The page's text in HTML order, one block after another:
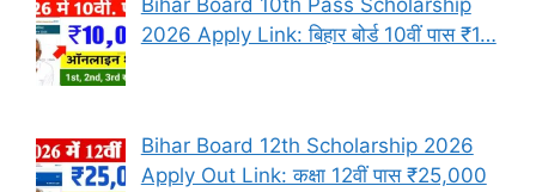
Bihar Board 10th Pass Scholarship
2026 Apply Link: बिहार बोर्ड 10वीं पास ₹1…
Bihar Board 12th Scholarship 2026
Apply Out Link: कक्षा 12वीं पास ₹25,000